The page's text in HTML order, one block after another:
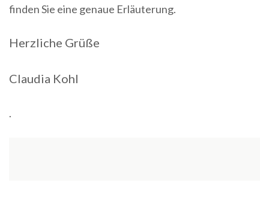
finden Sie eine genaue Erläuterung.
Herzliche Grüße
Claudia Kohl
.